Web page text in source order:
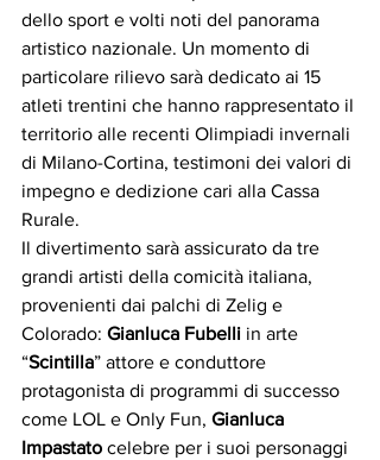
dello sport e volti noti del panorama
artistico nazionale. Un momento di
particolare rilievo sarà dedicato ai 15
atleti trentini che hanno rappresentato il
territorio alle recenti Olimpiadi invernali
di Milano-Cortina, testimoni dei valori di
impegno e dedizione cari alla Cassa
Rurale.
Il divertimento sarà assicurato da tre
grandi artisti della comicità italiana,
provenienti dai palchi di Zelig e
Colorado: Gianluca Fubelli in arte
“Scintilla” attore e conduttore
protagonista di programmi di successo
come LOL e Only Fun, Gianluca
Impastato celebre per i suoi personaggi